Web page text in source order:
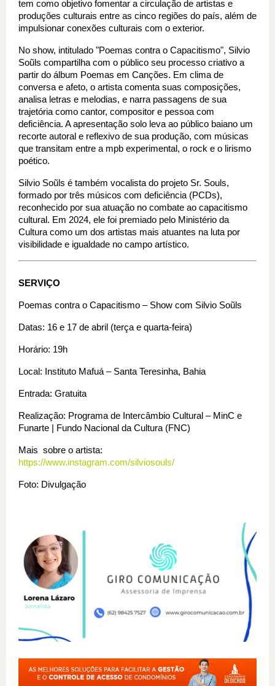
tem como objetivo fomentar a circulação de artistas e
produções culturais entre as cinco regiões do país, além de
impulsionar conexões culturais com o exterior.
No show, intitulado "Poemas contra o Capacitismo", Silvio
Soũls compartilha com o público seu processo criativo a
partir do álbum Poemas em Canções. Em clima de
conversa e afeto, o artista comenta suas composições,
analisa letras e melodias, e narra passagens de sua
trajetória como cantor, compositor e pessoa com
deficiência. A apresentação solo leva ao público baiano um
recorte autoral e reflexivo de sua produção, com músicas
que transitam entre a mpb experimental, o rock e o lirismo
poético.
Silvio Soũls é também vocalista do projeto Sr. Souls,
formado por três músicos com deficiência (PCDs),
reconhecido por sua atuação no combate ao capacitismo
cultural. Em 2024, ele foi premiado pelo Ministério da
Cultura como um dos artistas mais atuantes na luta por
visibilidade e igualdade no campo artístico.
SERVIÇO
Poemas contra o Capacitismo – Show com Silvio Soũls
Datas: 16 e 17 de abril (terça e quarta-feira)
Horário: 19h
Local: Instituto Mafuá – Santa Teresinha, Bahia
Entrada: Gratuita
Realização: Programa de Intercâmbio Cultural – MinC e
Funarte | Fundo Nacional da Cultura (FNC)
https://www.instagram.com/silviosouls/
Foto: Divulgação